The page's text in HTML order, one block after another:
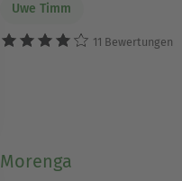
Uwe Timm
11 Bewertungen
Morenga